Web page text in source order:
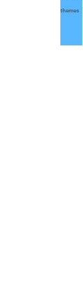
themes